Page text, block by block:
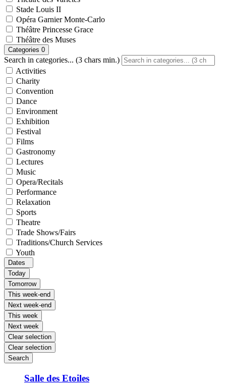
Stade Louis II
Opéra Garnier Monte-Carlo
Théâtre Princesse Grace
Théâtre des Muses
Categories 0
Search in categories... (3 chars min.)
Activities
Charity
Convention
Dance
Environment
Exhibition
Festival
Films
Gastronomy
Lectures
Music
Opera/Recitals
Performance
Relaxation
Sports
Theatre
Trade Shows/Fairs
Traditions/Church Services
Youth
Dates
Today
Tomorrow
This week-end
Next week-end
This week
Next week
Clear selection
Clear selection
Search
Salle des Etoiles